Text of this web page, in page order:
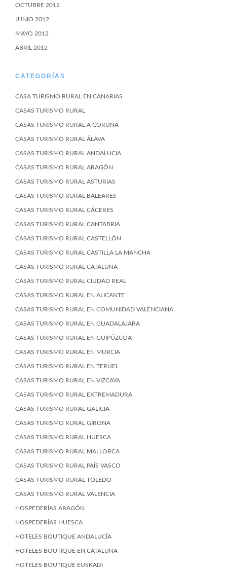
OCTUBRE 2012
JUNIO 2012
MAYO 2012
ABRIL 2012
CATEGORÍAS
CASA TURISMO RURAL EN CANARIAS
CASAS TURISMO RURAL
CASAS TURISMO RURAL A CORUÑA
CASAS TURISMO RURAL ÁLAVA
CASAS TURISMO RURAL ANDALUCIA
CASAS TURISMO RURAL ARAGÓN
CASAS TURISMO RURAL ASTURIAS
CASAS TURISMO RURAL BALEARES
CASAS TURISMO RURAL CÁCERES
CASAS TURISMO RURAL CANTABRIA
CASAS TURISMO RURAL CASTELLÓN
CASAS TURISMO RURAL CASTILLA LA MANCHA
CASAS TURISMO RURAL CATALUÑA
CASAS TURISMO RURAL CIUDAD REAL
CASAS TURISMO RURAL EN ALICANTE
CASAS TURISMO RURAL EN COMUNIDAD VALENCIANA
CASAS TURISMO RURAL EN GUADALAJARA
CASAS TURISMO RURAL EN GUIPÚZCOA
CASAS TURISMO RURAL EN MURCIA
CASAS TURISMO RURAL EN TERUEL
CASAS TURISMO RURAL EN VIZCAYA
CASAS TURISMO RURAL EXTREMADURA
CASAS TURISMO RURAL GALICIA
CASAS TURISMO RURAL GIRONA
CASAS TURISMO RURAL HUESCA
CASAS TURISMO RURAL MALLORCA
CASAS TURISMO RURAL PAÍS VASCO
CASAS TURISMO RURAL TOLEDO
CASAS TURISMO RURAL VALENCIA
HOSPEDERÍAS ARAGÓN
HOSPEDERÍAS HUESCA
HOTELES BOUTIQUE ANDALUCÍA
HOTELES BOUTIQUE EN CATALUÑA
HOTELES BOUTIQUE EUSKADI